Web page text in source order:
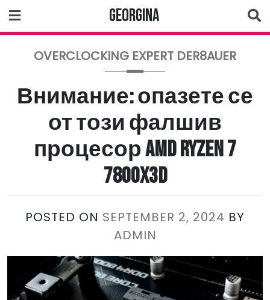
to
content
Georgina
OVERCLOCKING EXPERT DER8AUER
Внимание: опазете се
от този фалшив
процесор AMD Ryzen 7
7800X3D
POSTED ON SEPTEMBER 2, 2024 BY
ADMIN